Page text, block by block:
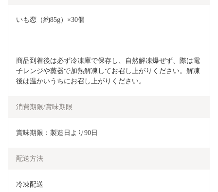
いも恋（約85g）×30個
商品到着後は必ず冷凍庫で保存し、自然解凍爆ぜず、際は電
子レンジや蒸器で加熱解凍してお召し上がりください。解凍
後は温かいうちにお召し上がりください。
消費期限/賞味期限
賞味期限：製造日より90日
配送方法
冷凍配送